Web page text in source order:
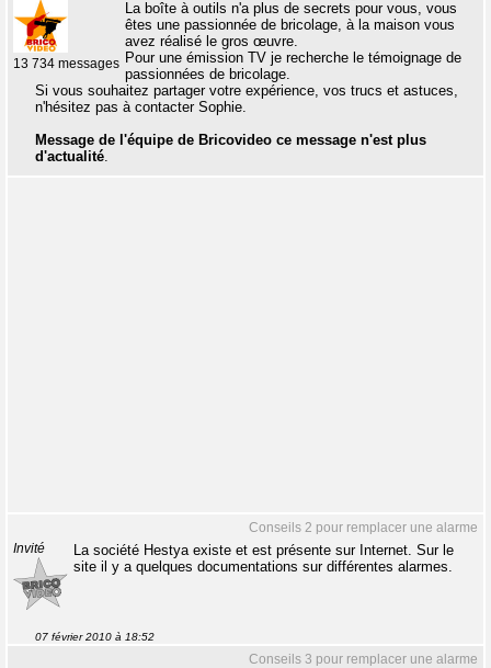
13 734 messages
La boîte à outils n'a plus de secrets pour vous, vous
êtes une passionnée de bricolage, à la maison vous
avez réalisé le gros œuvre.
Pour une émission TV je recherche le témoignage de
passionnées de bricolage.
Si vous souhaitez partager votre expérience, vos trucs et astuces,
n'hésitez pas à contacter Sophie.
Message de l'équipe de Bricovideo ce message n'est plus
d'actualité.
Conseils 2 pour remplacer une alarme
Invité
La société Hestya existe et est présente sur Internet. Sur le
site il y a quelques documentations sur différentes alarmes.
07 février 2010 à 18:52
Conseils 3 pour remplacer une alarme